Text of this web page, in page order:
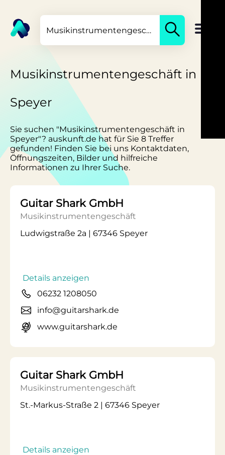
Musikinstrumentengeschäft in
Speyer
Sie suchen "Musikinstrumentengeschäft in
Speyer"? auskunft.de hat für Sie 8 Treffer
gefunden! Finden Sie bei uns Kontaktdaten,
Öffnungszeiten, Bilder und hilfreiche
Informationen zu Ihrer Suche.
Guitar Shark GmbH
Musikinstrumentengeschäft
Ludwigstraße 2a | 67346 Speyer
Details anzeigen
06232 1208050
info@guitarshark.de
www.guitarshark.de
Guitar Shark GmbH
Musikinstrumentengeschäft
St.-Markus-Straße 2 | 67346 Speyer
Details anzeigen